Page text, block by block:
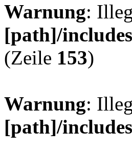
Warnung:
[path]/
(Zeile 153)
Warnung:
[path]/